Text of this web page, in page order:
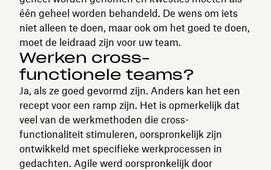
één geheel worden behandeld. De wens om iets
niet alleen te doen, maar ook om het goed te doen,
moet de leidraad zijn voor uw team.
Werken cross-
functionele teams?
Ja, als ze goed gevormd zijn. Anders kan het een
recept voor een ramp zijn. Het is opmerkelijk dat
veel van de werkmethoden die cross-
functionaliteit stimuleren, oorspronkelijk zijn
ontwikkeld met specifieke werkprocessen in
gedachten. Agile werd oorspronkelijk door